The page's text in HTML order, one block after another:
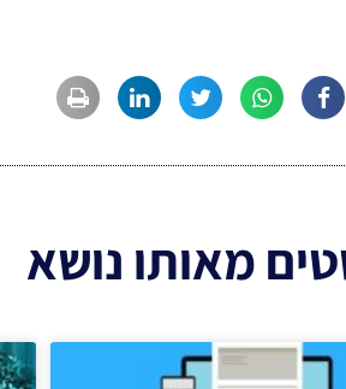
מאותו נושא